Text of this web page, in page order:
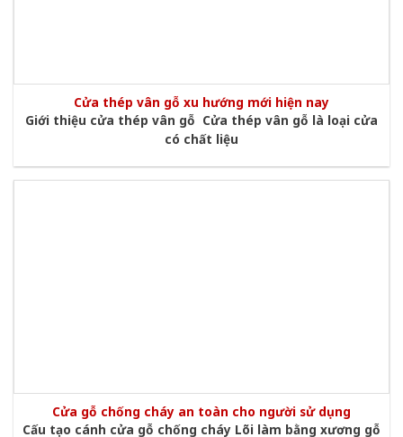
Cửa thép vân gỗ xu hướng mới hiện nay
Giới thiệu cửa thép vân gỗ Cửa thép vân gỗ là loại cửa
có chất liệu
Cửa gỗ chống cháy an toàn cho người sử dụng
Cấu tạo cánh cửa gỗ chống cháy Lõi làm bằng xương gỗ